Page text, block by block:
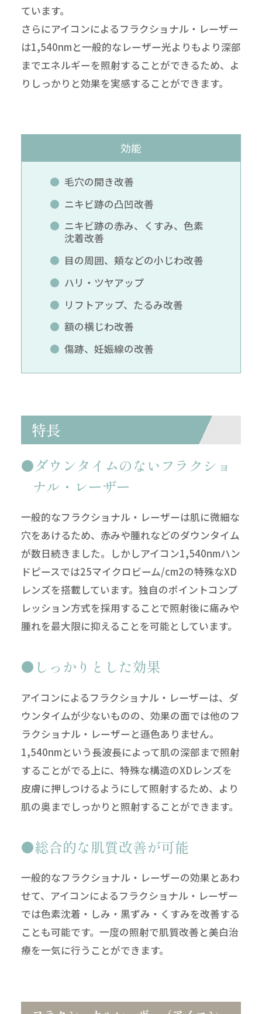
ています。
さらにアイコンによるフラクショナル・レーザー
は1,540nmと一般的なレーザー光よりもより深部
までエネルギーを照射することができるため、よ
りしっかりと効果を実感することができます。
効能
毛穴の開き改善
ニキビ跡の凸凹改善
ニキビ跡の赤み、くすみ、色素
沈着改善
目の周囲、頬などの小じわ改善
ハリ・ツヤアップ
リフトアップ、たるみ改善
額の横じわ改善
傷跡、妊娠線の改善
特長
ダウンタイムのないフラクショ
ナル・レーザー
一般的なフラクショナル・レーザーは肌に微細な
穴をあけるため、赤みや腫れなどのダウンタイム
が数日続きました。しかしアイコン1,540nmハン
ドピースでは25マイクロビーム/cm2の特殊なXD
レンズを搭載しています。独自のポイントコンプ
レッション方式を採用することで照射後に痛みや
腫れを最大限に抑えることを可能としています。
しっかりとした効果
アイコンによるフラクショナル・レーザーは、ダ
ウンタイムが少ないものの、効果の面では他のフ
ラクショナル・レーザーと遜色ありません。
1,540nmという長波長によって肌の深部まで照射
することがでる上に、特殊な構造のXDレンズを
皮膚に押しつけるようにして照射するため、より
肌の奥までしっかりと照射することができます。
総合的な肌質改善が可能
一般的なフラクショナル・レーザーの効果とあわ
せて、アイコンによるフラクショナル・レーザー
では色素沈着・しみ・黒ずみ・くすみを改善する
ことも可能です。一度の照射で肌質改善と美白治
療を一気に行うことができます。